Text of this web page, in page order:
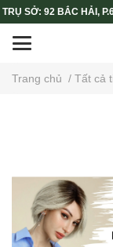
TRỤ SỞ: 92 BẮC HẢI,
Trang chủ / Tất cả